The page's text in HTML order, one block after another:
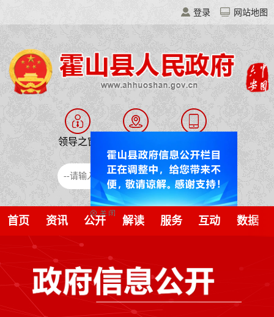
登录 网站地图
领导之窗
霍山智搜
首页 资讯 公开 解读 服务 互动 数据